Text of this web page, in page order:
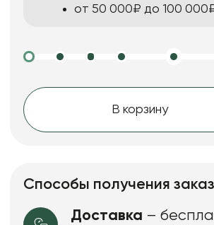
от 50 000₽ до 100
В корзину
Способы получения
Доставка –